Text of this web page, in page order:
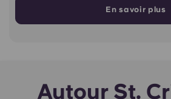
En savoir plus
Autour St.